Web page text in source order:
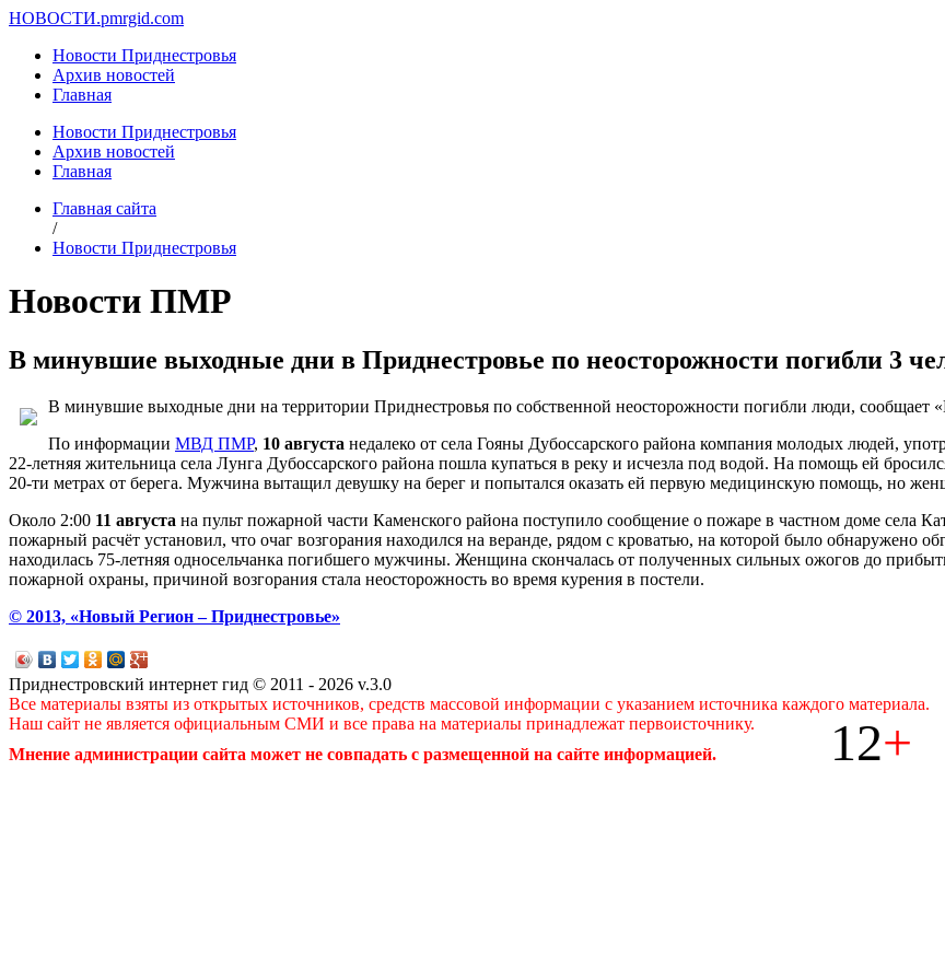
НОВОСТИ.pmrgid.com
Новости Приднестровья
Архив новостей
Главная
Новости Приднестровья
Архив новостей
Главная
Главная сайта
/
Новости Приднестровья
Новости ПМР
В минувшие выходные дни в Приднестровье по неосторожности погибли 3
В минувшие выходные дни на территории Приднестровья по собственной неосторожности погибли люди, сообщает
По информации МВД ПМР, 10 августа недалеко от села Гояны Дубоссарского района компания молодых людей,
22-летняя жительница села Лунга Дубоссарского района пошла купаться в реку и исчезла под водой. На помощь ей
20-ти метрах от берега. Мужчина вытащил девушку на берег и попытался оказать ей первую медицинскую помощь, но
Около 2:00 11 августа на пульт пожарной части Каменского района поступило сообщение о пожаре в частном доме села
пожарный расчёт установил, что очаг возгорания находился на веранде, рядом с кроватью, на которой было обнаружено
находилась 75-летняя односельчанка погибшего мужчины. Женщина скончалась от полученных сильных ожогов до
пожарной охраны, причиной возгорания стала неосторожность во время курения в постели.
© 2013, «Новый Регион – Приднестровье»
Приднестровский интернет гид © 2011 - 2026 v.3.0
Все материалы взяты из открытых источников, средств массовой информации с указанием источника каждого материала.
Наш сайт не является официальным СМИ и все права на материалы принадлежат первоисточнику.
Мнение администрации сайта может не совпадать с размещенной на сайте информацией.
12+